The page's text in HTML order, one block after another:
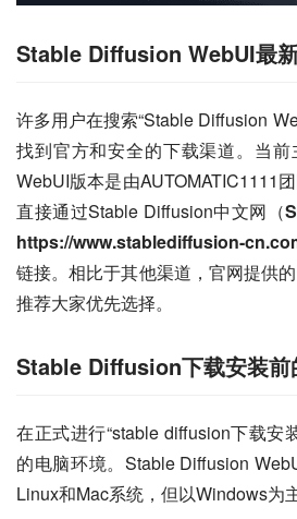
Stable Diffusion WebUI最
许多用户在搜索“Stable Diffusion
找到官方和安全的下载渠道。当前
WebUI版本是由AUTOMATIC1111
直接通过Stable Diffusion中文网（
https://www.stablediffusion-
链接。相比于其他渠道，官网提供
推荐大家优先选择。
Stable Diffusion下载安装前
在正式进行“stable diffusion下载安
的电脑环境。Stable Diffusion
Linux和Mac系统，但以Windows为